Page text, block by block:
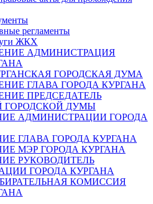
регламенты
ЖКХ
АДМИНИСТРАЦИЯ
ГОРОДСКАЯ ДУМА
ГЛАВА ГОРОДА КУРГАНА
ПРЕДСЕДАТЕЛЬ
ГОРОДСКОЙ ДУМЫ
АДМИНИСТРАЦИИ ГОРОДА
ГЛАВА ГОРОДА КУРГАНА
МЭР ГОРОДА КУРГАНА
РУКОВОДИТЕЛЬ
ГОРОДА КУРГАНА
КОМИССИЯ